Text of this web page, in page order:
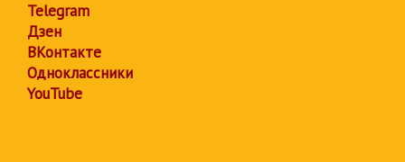
Telegram
Дзен
ВКонтакте
Одноклассники
YouTube